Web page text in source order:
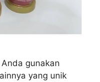
gunakan
yang unik